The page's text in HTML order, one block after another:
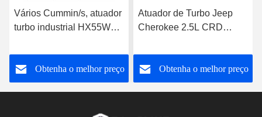
Vários Cummin/s, atuador
turbo industrial HX55W
3592778
Obtenha o melhor preço
Atuador de Turbo Jeep
Cherokee 2.5L CRD
Turbocompressor
VF40A013 VA70
Obtenha o melhor preço